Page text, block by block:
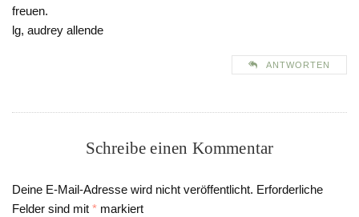
freuen.
lg, audrey allende
ANTWORTEN
Schreibe einen Kommentar
Deine E-Mail-Adresse wird nicht veröffentlicht. Erforderliche
Felder sind mit * markiert